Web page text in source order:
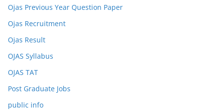
Ojas Previous Year Question Paper
Ojas Recruitment
Ojas Result
OJAS Syllabus
OJAS TAT
Post Graduate Jobs
public info